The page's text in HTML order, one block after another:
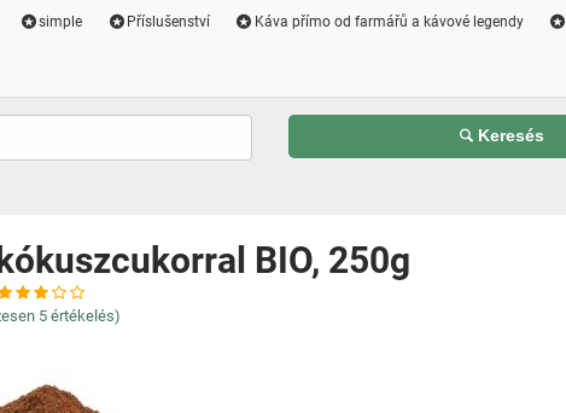
simple Příslušenství Káva přímo od farmářů a kávové legendy
Keresés
BIO, 250g
5 értékelés)